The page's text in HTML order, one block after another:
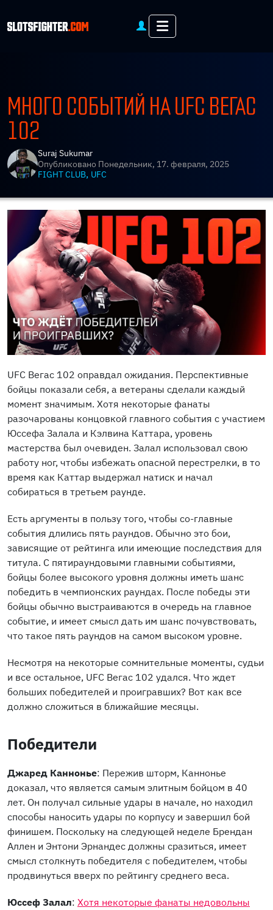
Menu
МНОГО СОБЫТИЙ НА UFC ВЕГАС
102
Suraj Sukumar
Опубликовано Понедельник, 17. февраля, 2025
FIGHT CLUB, UFC
UFC Вегас 102 оправдал ожидания. Перспективные
бойцы показали себя, а ветераны сделали каждый
момент значимым. Хотя некоторые фанаты
разочарованы концовкой главного события с участием
Юссефа Залала и Кэлвина Каттара, уровень
мастерства был очевиден. Залал использовал свою
работу ног, чтобы избежать опасной перестрелки, в то
время как Каттар выдержал натиск и начал
собираться в третьем раунде.
Есть аргументы в пользу того, чтобы со-главные
события длились пять раундов. Обычно это бои,
зависящие от рейтинга или имеющие последствия для
титула. С пятираундовыми главными событиями,
бойцы более высокого уровня должны иметь шанс
победить в чемпионских раундах. После победы эти
бойцы обычно выстраиваются в очередь на главное
событие, и имеет смысл дать им шанс почувствовать,
что такое пять раундов на самом высоком уровне.
Несмотря на некоторые сомнительные моменты, судьи
и все остальное, UFC Вегас 102 удался. Что ждет
больших победителей и проигравших? Вот как все
должно сложиться в ближайшие месяцы.
Победители
Джаред Каннонье: Пережив шторм, Каннонье
доказал, что является самым элитным бойцом в 40
лет. Он получал сильные удары в начале, но находил
способы наносить удары по корпусу и завершил бой
финишем. Поскольку на следующей неделе Брендан
Аллен и Энтони Эрнандес должны сразиться, имеет
смысл столкнуть победителя с победителем, чтобы
продвинуться вверх по рейтингу среднего веса.
Юссеф Залал: Хотя некоторые фанаты недовольны